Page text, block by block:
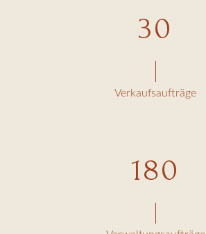
30
Verkaufsaufträge
180